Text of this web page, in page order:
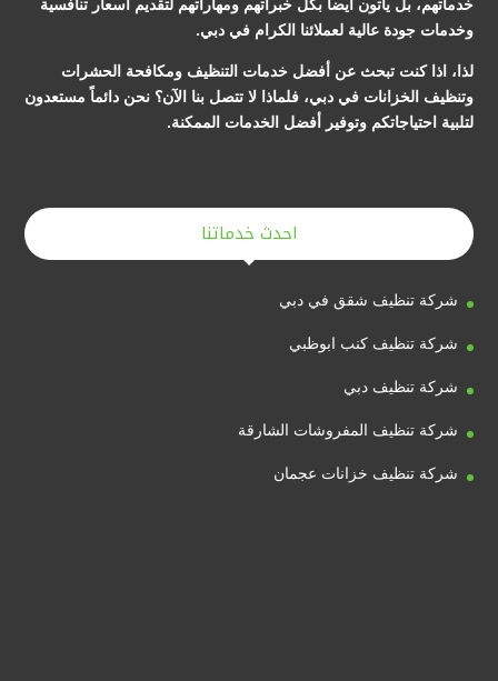
خدماتهم، بل يأتون أيضاً بكل خبراتهم ومهاراتهم لتقديم أسعار تنافسية
وخدمات جودة عالية لعملائنا الكرام في دبي.
لذا، اذا كنت تبحث عن أفضل خدمات التنظيف ومكافحة الحشرات
وتنظيف الخزانات في دبي، فلماذا لا تتصل بنا الآن؟ نحن دائماً مستعدون
لتلبية احتياجاتكم وتوفير أفضل الخدمات الممكنة.
احدث خدماتنا
شركة تنظيف شقق في دبي
شركة تنظيف كنب ابوظبي
شركة تنظيف دبي
شركة تنظيف المفروشات الشارقة
شركة تنظيف خزانات عجمان